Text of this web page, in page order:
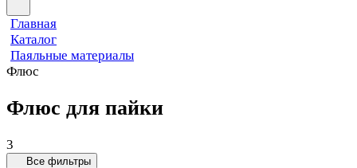
Главная
Каталог
Паяльные материалы
Флюс
Флюс для пайки
3
Все фильтры